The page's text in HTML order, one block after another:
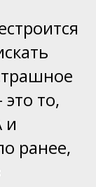
то,
и
ранее,